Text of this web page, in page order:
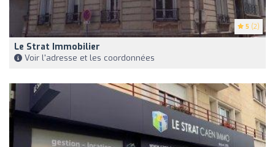
5 (2)
Le Strat Immobilier
Voir l'adresse et les coordonnées